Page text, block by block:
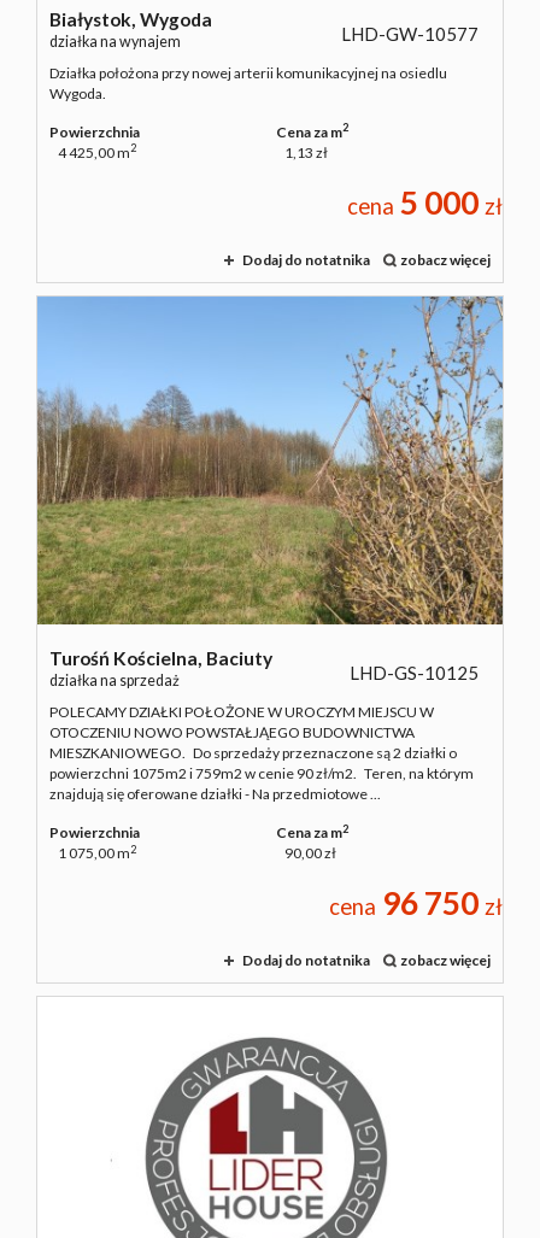
Białystok, Wygoda
działka na wynajem LHD-GW-10577
Działka położona przy nowej arterii komunikacyjnej na osiedlu
Wygoda.
Powierzchnia
4 425,00 m2
Cena za m2
1,13 zł
cena 5 000 zł
Dodaj do notatnika zobacz więcej
Turośń Kościelna, Baciuty
działka na sprzedaż LHD-GS-10125
POLECAMY DZIAŁKI POŁOŻONE W UROCZYM MIEJSCU W
OTOCZENIU NOWO POWSTAŁJĄEGO BUDOWNICTWA
MIESZKANIOWEGO. Do sprzedaży przeznaczone są 2 działki o
powierzchni 1075m2 i 759m2 w cenie 90 zł/m2. Teren, na którym
znajdują się oferowane działki - Na przedmiotowe ...
Powierzchnia
1 075,00 m2
Cena za m2
90,00 zł
cena 96 750 zł
Dodaj do notatnika zobacz więcej